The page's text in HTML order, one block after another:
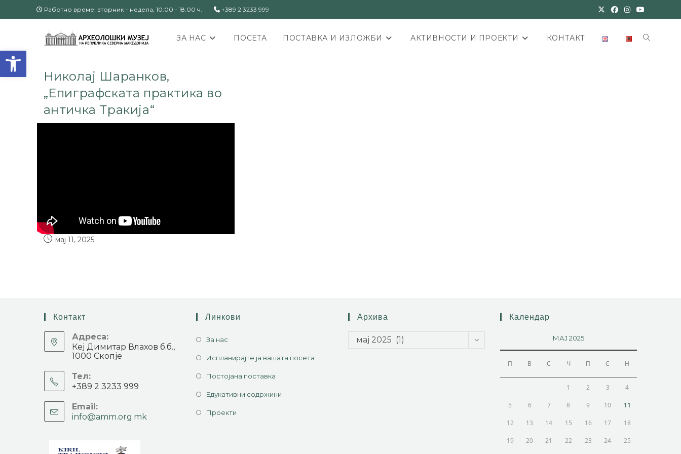
Open toolbar
Работно време: вторник - недела, 10:00 - 18:00 ч. +389 2 3233 999
ЗА НАС ПОСЕТА ПОСТАВКА И ИЗЛОЖБИ АКТИВНОСТИ И ПРОЕКТИ КОНТАКТ
Николај Шаранков,
„Епиграфската практика во
античка Тракија“
мај 11, 2025
Контакт
Адреса:
Кеј Димитар Влахов б.б.,
1000 Скопје
Тел:
+389 2 3233 999
Email:
info@amm.org.mk
Линкови
За нас
Испланирајте ја вашата посета
Постојана поставка
Едукативни содржини
Проекти
Архива
мај 2025 (1)
Календар
МАЈ 2025
П В С Ч П С Н
1 2 3 4
5 6 7 8 9 10 11
12 13 14 15 16 17 18
19 20 21 22 23 24 25